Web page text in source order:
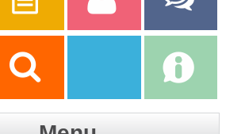
Publicações Servidor
Fale Com a
Prefeitura